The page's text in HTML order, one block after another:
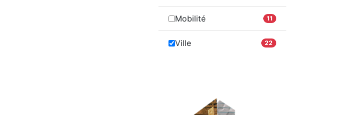
Mobilité 11
Ville 22